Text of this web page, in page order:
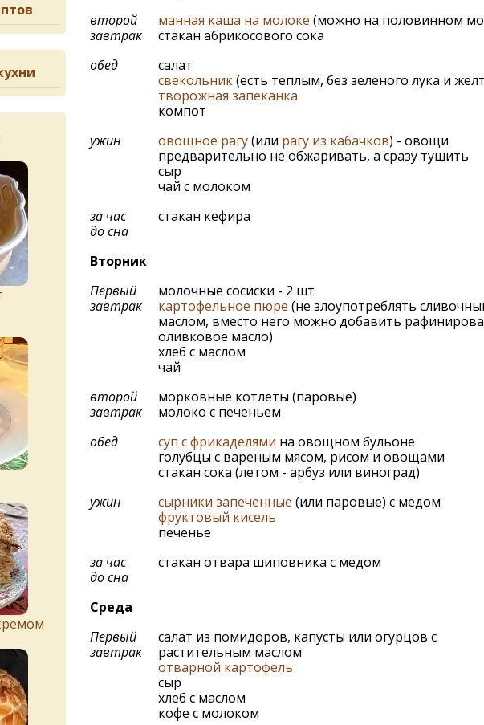
второй
завтрак
манная каша на молоке (можно на половинном
стакан абрикосового сока
обед
салат
свекольник(есть теплым, без зеленого лука и
творожная запеканка
компот
ужин
овощное рагу(или рагу из кабачков) - овощи
предварительно не обжаривать, а сразу тушить
сыр
чай с молоком
за час
до сна
стакан кефира
Вторник
Первый
завтрак
молочные сосиски - 2 шт
картофельное пюре (не злоупотреблять
маслом, вместо него можно добавить
оливковое масло)
хлеб с маслом
чай
второй
завтрак
морковные котлеты (паровые)
молоко с печеньем
обед
суп с фрикаделями на овощном бульоне
голубцы с вареным мясом, рисом и овощами
стакан сока (летом - арбуз или виноград)
ужин
сырники запеченные (или паровые) с медом
фруктовый кисель
печенье
за час
до сна
стакан отвара шиповника с медом
Среда
Первый
завтрак
салат из помидоров, капусты или огурцов с
растительным маслом
отварной картофель
сыр
хлеб с маслом
кофе с молоком